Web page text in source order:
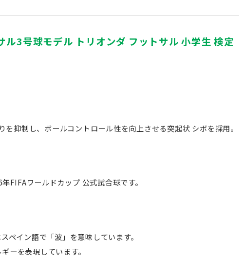
3号球モデル トリオンダ フットサル 小学生 検定
抑制し、ボールコントロール性を向上させる突起状 シボを採用。
FIFAワールドカップ 公式試合球です。
ペイン語で「波」を意味しています。
ーを表現しています。